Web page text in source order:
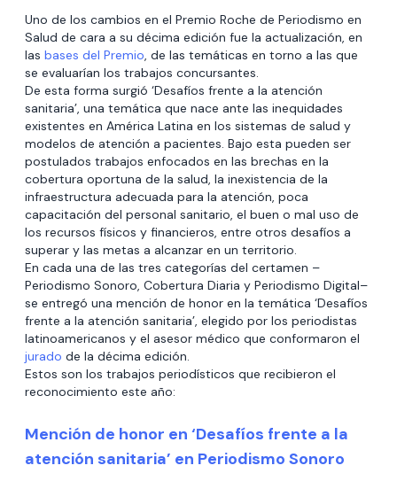
Uno de los cambios en el Premio Roche de Periodismo en
Salud de cara a su décima edición fue la actualización, en
las bases del Premio, de las temáticas en torno a las que
se evaluarían los trabajos concursantes.
De esta forma surgió ‘Desafíos frente a la atención
sanitaria’, una temática que nace ante las inequidades
existentes en América Latina en los sistemas de salud y
modelos de atención a pacientes. Bajo esta pueden ser
postulados trabajos enfocados en las brechas en la
cobertura oportuna de la salud, la inexistencia de la
infraestructura adecuada para la atención, poca
capacitación del personal sanitario, el buen o mal uso de
los recursos físicos y financieros, entre otros desafíos a
superar y las metas a alcanzar en un territorio.
En cada una de las tres categorías del certamen –
Periodismo Sonoro, Cobertura Diaria y Periodismo Digital–
se entregó una mención de honor en la temática ‘Desafíos
frente a la atención sanitaria’, elegido por los periodistas
latinoamericanos y el asesor médico que conformaron el
jurado de la décima edición.
Estos son los trabajos periodísticos que recibieron el
reconocimiento este año:
Mención de honor en ‘Desafíos frente a la
atención sanitaria’ en Periodismo Sonoro